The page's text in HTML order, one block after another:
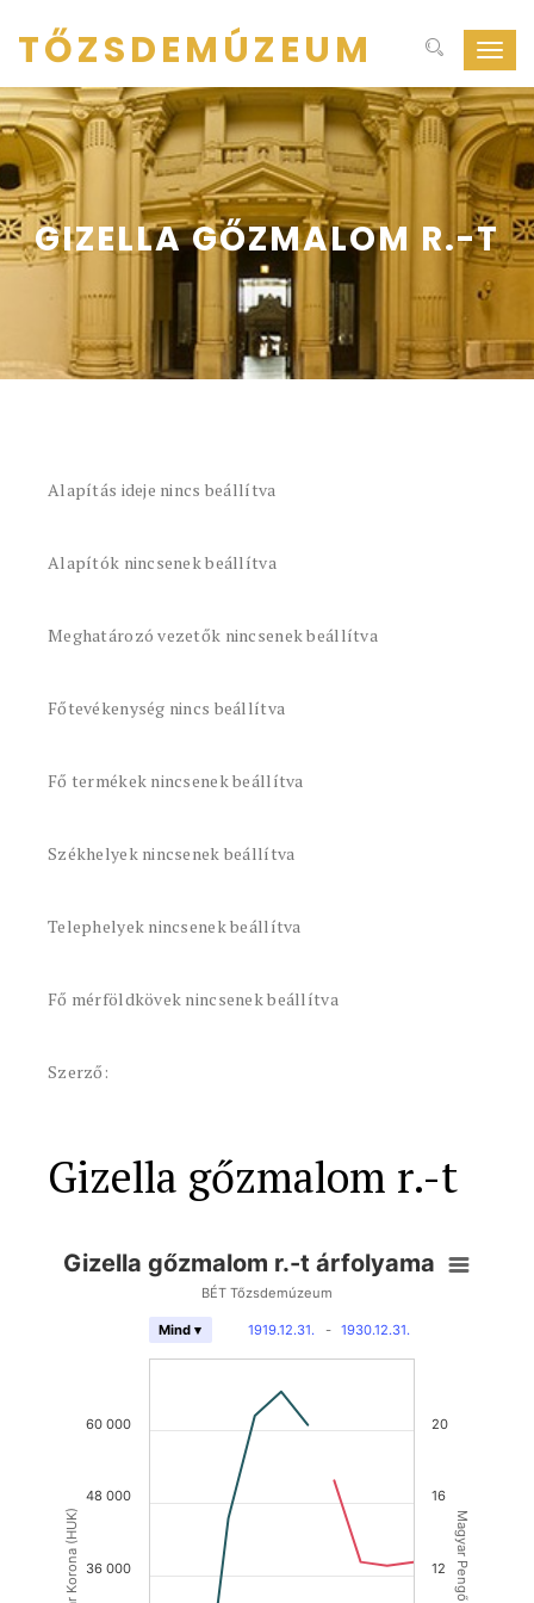
ki-
be
TŐZSDEMÚZEUM
GIZELLA GŐZMALOM R.-T
Alapítás ideje nincs beállítva
Alapítók nincsenek beállítva
Meghatározó vezetők nincsenek beállítva
Főtevékenység nincs beállítva
Fő termékek nincsenek beállítva
Székhelyek nincsenek beállítva
Telephelyek nincsenek beállítva
Fő mérföldkövek nincsenek beállítva
Szerző:
Gizella gőzmalom r.-t
Magyar Korona (HUK) Magyar Pengő (HUP)
Gizella gőzmalom r.-t árfolyama
BÉT Tőzsdemúzeum
1919.12.31. - 1930.12.31.
Mind ▾
36 000
48 000
60 000
12
16
20